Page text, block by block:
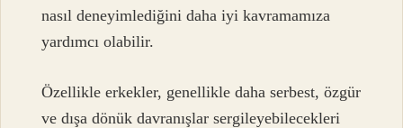
nasıl deneyimlediğini daha iyi kavramamıza
yardımcı olabilir.
Özellikle erkekler, genellikle daha serbest, özgür
ve dışa dönük davranışlar sergileyebilecekleri